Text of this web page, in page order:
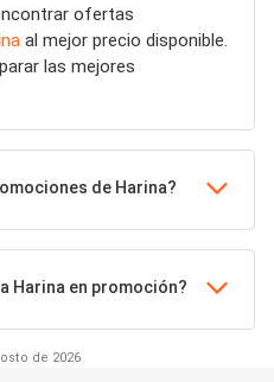
ofertas
al mejor precio disponible.
las mejores
de Harina?
Harina en promoción?
de 2026